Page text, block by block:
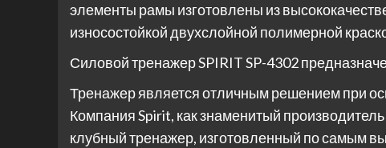
элементы рамы изготовлены из
износостойкой двухслойной полимерной
Силовой тренажер SPIRIT SP-4302
Тренажер является отличным решением при
Компания Spirit, как знаменитый
клубный тренажер, изготовленный по самым